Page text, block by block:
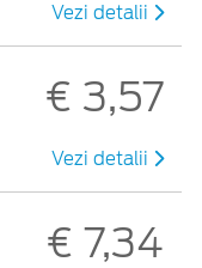
Vezi detalii
€ 3,57
Vezi detalii
€ 7,34